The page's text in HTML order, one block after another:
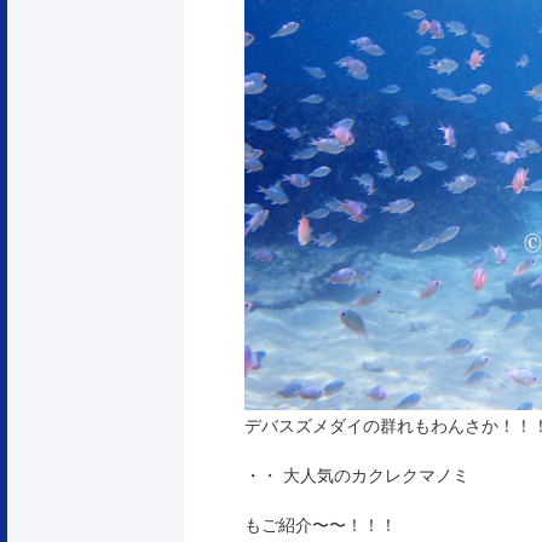
デバスズメダイの群れもわんさか！！
・・ 大人気のカクレクマノミ
もご紹介〜〜！！！